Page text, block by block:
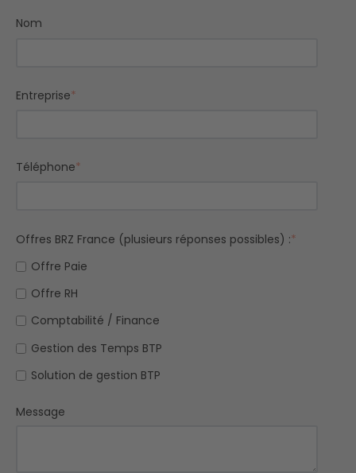
Nom
Entreprise*
Téléphone*
Offres BRZ France (plusieurs réponses possibles) :*
Offre Paie
Offre RH
Comptabilité / Finance
Gestion des Temps BTP
Solution de gestion BTP
Message